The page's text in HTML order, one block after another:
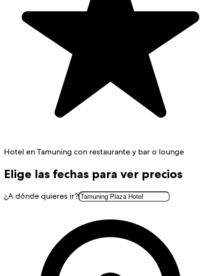
Hotel en Tamuning con restaurante y bar o lounge
Elige las fechas para ver precios
¿A dónde quieres ir?